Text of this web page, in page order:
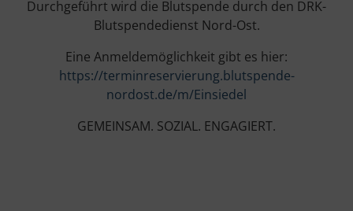
Durchgeführt wird die Blutspende durch den DRK-
Blutspendedienst Nord-Ost.
Eine Anmeldemöglichkeit gibt es hier:
https://terminreservierung.blutspende-
nordost.de/m/Einsiedel
GEMEINSAM. SOZIAL. ENGAGIERT.